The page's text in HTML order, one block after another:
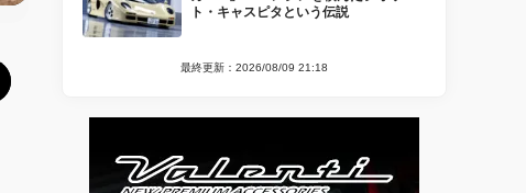
ト・キャスピタという伝説
最終更新：2026/08/09 21:18